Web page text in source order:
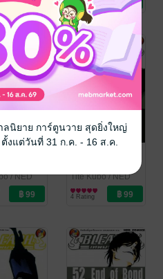
3 Rating
เทพ
/ NED
ไป
Bleach เทพ
Tite Kubo/ NED
Comics
การ์ตูนทั่วไป
4 Rating
ลนิยาย การ์ตูนวาย สุดยิ่งใหญ่
งแต่วันที่ 31 ก.ค. - 16 ส.ค.